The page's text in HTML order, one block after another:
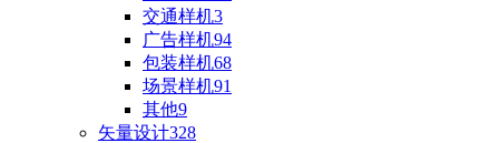
交通样机3
广告样机94
包装样机68
场景样机91
其他9
矢量设计328